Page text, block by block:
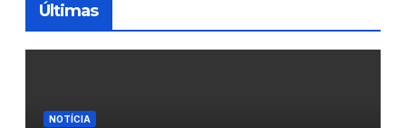
Últimas
NOTÍCIA